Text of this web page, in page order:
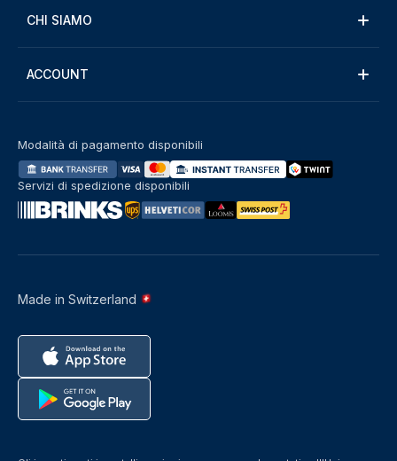
CHI SIAMO
ACCOUNT
Made in Switzerland
Modalità di pagamento disponibili
Servizi di spedizione disponibili